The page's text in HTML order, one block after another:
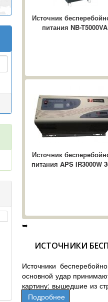
Источник
питания NB-T5000VA
Источник
питания APS IR3000W
➥
ИСТОЧНИКИ
Источники
основной удар
картину: вышедшие из
работу всех
Подробнее